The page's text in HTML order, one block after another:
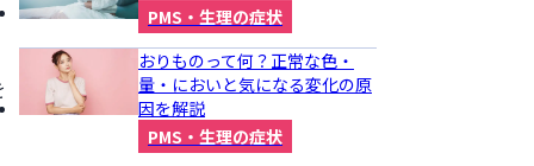
PMS・生理の症状
おりものって何？正常な色・
量・においと気になる変化の原
因を解説
PMS・生理の症状